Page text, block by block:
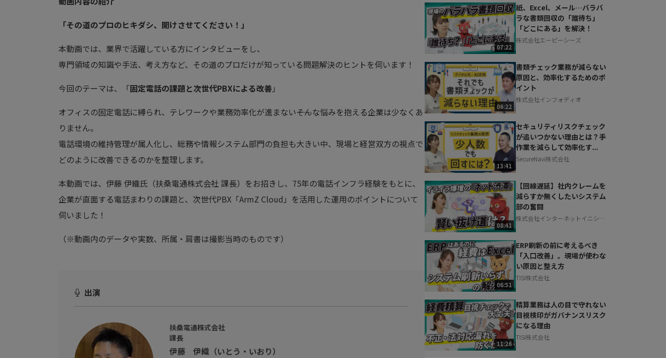
「その道のプロのヒキダシ、開けさせてください！」
本動画では、業界で活躍している方にインタビューをし、
専門領域の知識や手法、考え方など、その道のプロだけが知っている問題解決のヒントを伺います！
今回のテーマは、「固定電話の課題と次世代PBXによる改善」
オフィスの固定電話に縛られ、テレワークや業務効率化が進まない――そんな悩みを抱える企業は少なくあ
りません。
電話環境の維持管理が属人化し、総務や情報システム部門の負担も大きい中、現場と経営双方の視点で
どのように改善できるのかを整理します。
本動画では、伊藤 伊織氏（扶桑電通株式会社 課長）をお招きし、75年の電話インフラ経験をもとに、
企業が直面する電話まわりの課題と、次世代PBX「ArmZ Cloud」を活用した運用のポイントについて
伺いました！
（※動画内のデータや実数、所属・肩書は撮影当時のものです）
出演
扶桑電通株式会社
課長
伊藤 伊織（いとう・いおり）
07:22
紙、Excel、メール…バラバ
ラな書類回収の「誰待ち」
「どこにある」を解決！
株式会社エーピーシーズ
06:22
書類チェック業務が減らない
原因と、効率化するためのポ
イント
株式会社インフォディオ
13:41
セキュリティリスクチェック
が追いつかない理由とは？手
作業を減らして効率化す...
SecureNavi株式会社
08:41
【回線遅延】社内クレームを
減らすか無くしたいシステム
部の奮闘
株式会社インターネットイニシア
06:51
ERP刷新の前に考えるべき
「入口改善」。現場が使わな
い原因と整え方
TISI株式会社
11:26
精算業務は人の目で守れない
目視検印がガバナンスリスク
になる理由
TISI株式会社